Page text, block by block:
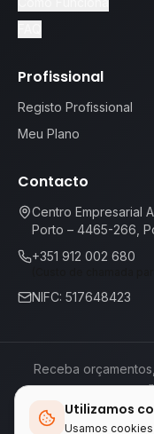
Utilizamos
Usamos cookies
Profissional
Registo Profissional
Meu Plano
Contacto
Centro Empresarial
Porto – 4465-266,
+351 912 002 680
NIFC: 517648423
Receba
Termos de
📕